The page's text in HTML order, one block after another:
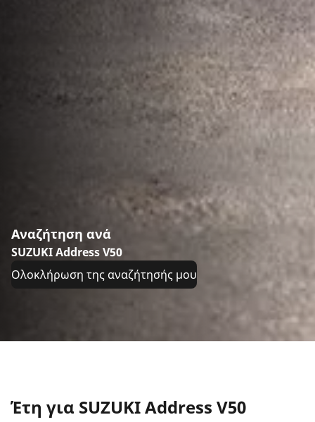
Αναζήτηση ανά
SUZUKI Address V50
Ολοκλήρωση της αναζήτησής μου
Έτη για SUZUKI Address V50